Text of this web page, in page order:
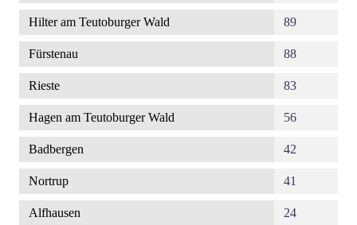
Hilter am Teutoburger Wald 89
Fürstenau 88
Rieste 83
Hagen am Teutoburger Wald 56
Badbergen 42
Nortrup 41
Alfhausen 24